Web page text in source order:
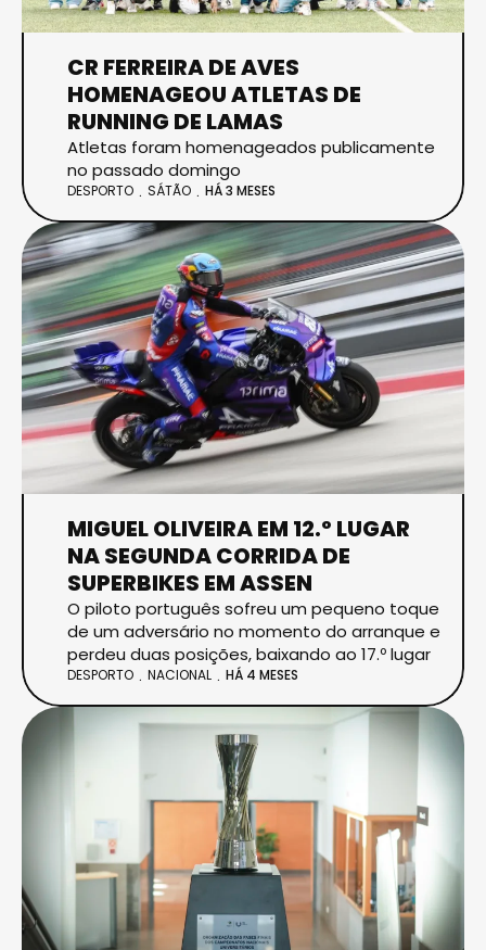
CR FERREIRA DE AVES
HOMENAGEOU ATLETAS DE
RUNNING DE LAMAS
Atletas foram homenageados publicamente
no passado domingo
DESPORTO SÁTÃO HÁ 3 MESES
MIGUEL OLIVEIRA EM 12.º LUGAR
NA SEGUNDA CORRIDA DE
SUPERBIKES EM ASSEN
O piloto português sofreu um pequeno toque
de um adversário no momento do arranque e
perdeu duas posições, baixando ao 17.º lugar
DESPORTO NACIONAL HÁ 4 MESES